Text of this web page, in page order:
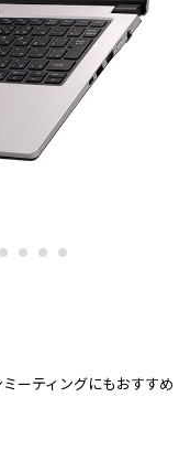
ーティングにもおすすめ